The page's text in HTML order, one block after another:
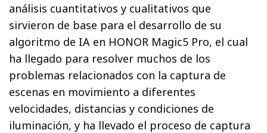
análisis cuantitativos y cualitativos que
sirvieron de base para el desarrollo de su
algoritmo de IA en HONOR Magic5 Pro, el cual
ha llegado para resolver muchos de los
problemas relacionados con la captura de
escenas en movimiento a diferentes
velocidades, distancias y condiciones de
iluminación, y ha llevado el proceso de captura